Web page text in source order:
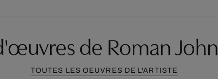
de Roman
TOUTES LES OEUVRES DE L'ARTISTE